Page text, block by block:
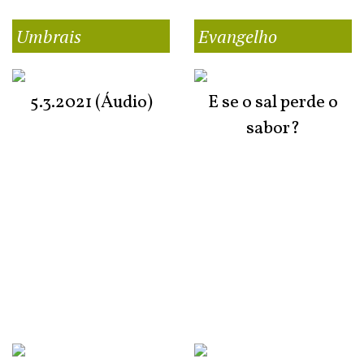
Umbrais
5.3.2021 (Áudio)
Evangelho
E se o sal perde o
sabor?